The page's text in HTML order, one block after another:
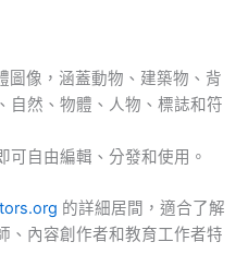
像，涵蓋動物、建築物、背
自然、物體、人物、標誌和符
可自由編輯、分發和使用。
的詳細居間，適合了解
、內容創作者和教育工作者特